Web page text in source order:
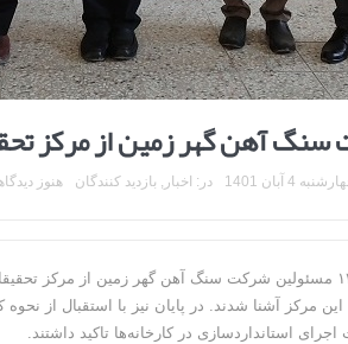
آهن گهر زمین از مرکز
4 آبان 1401 در: اخبار , بازدید کنندگان هنوز
عصر روز چهارشنبه ۱۹ مرداد ۱۴۰۱ مسئولین شرکت سنگ آهن گهر
این مرکز آشنا شدند. در پایان نیز با استقبال از
استانداردسازی در کارخانه‌ها تاکید داشتند.